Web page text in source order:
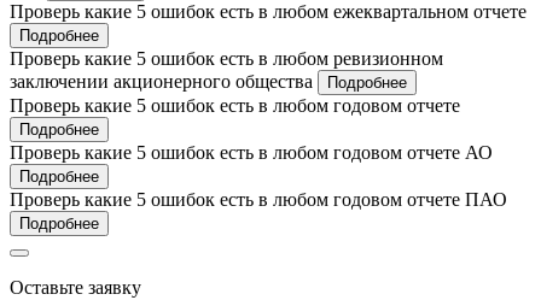
Проверь какие 5 ошибок есть в любом ежеквартальном отчете
Подробнее
Проверь какие 5 ошибок есть в любом ревизионном
заключении акционерного общества
Подробнее
Проверь какие 5 ошибок есть в любом годовом отчете
Подробнее
Проверь какие 5 ошибок есть в любом годовом отчете АО
Подробнее
Проверь какие 5 ошибок есть в любом годовом отчете ПАО
Подробнее
Оставьте заявку